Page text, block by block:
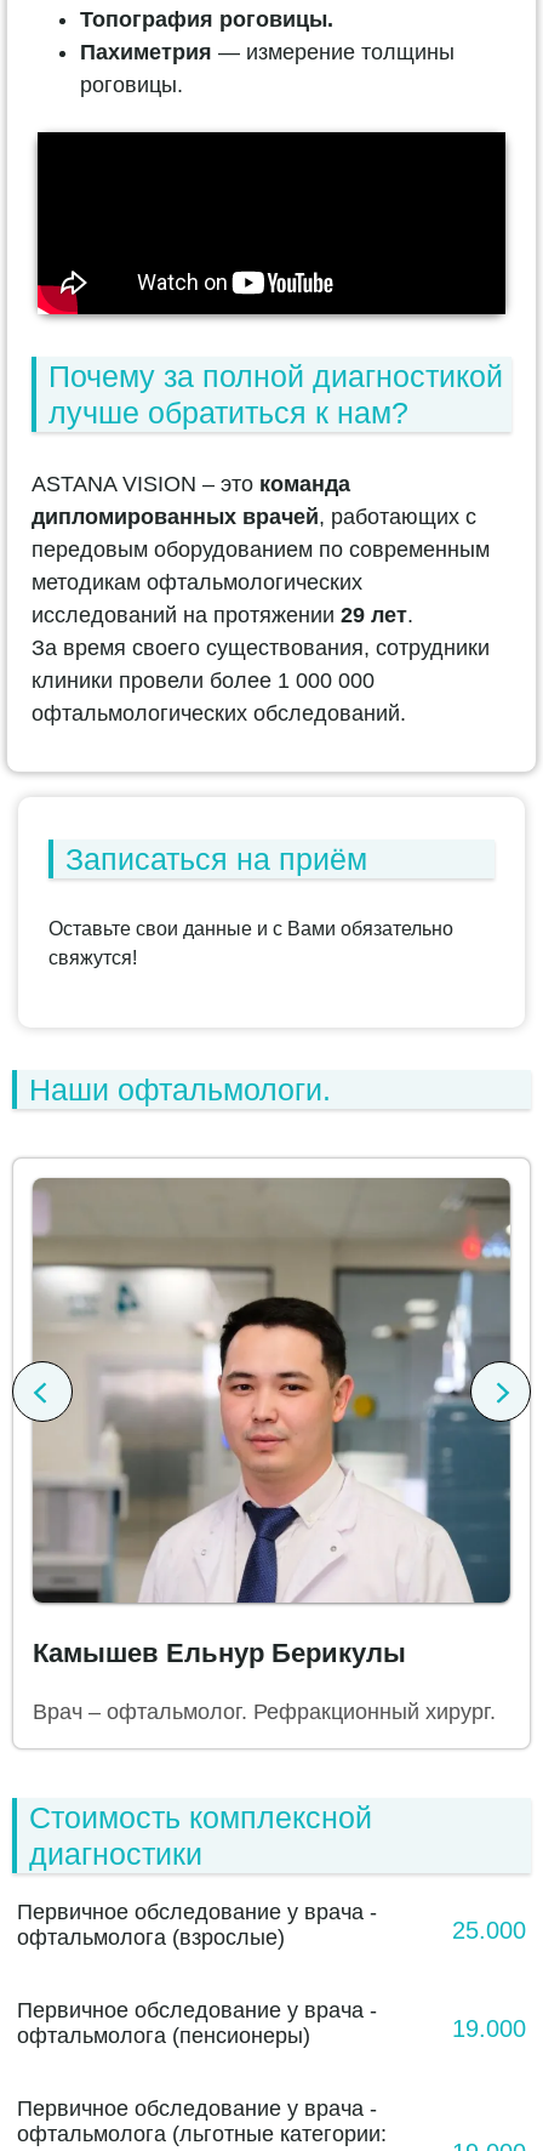
Топография роговицы.
Пахиметрия — измерение толщины
роговицы.
Почему за полной диагностикой
лучше обратиться к нам?
ASTANA VISION – это команда
дипломированных врачей, работающих с
передовым оборудованием по современным
методикам офтальмологических
исследований на протяжении 29 лет.
За время своего существования, сотрудники
клиники провели более 1 000 000
офтальмологических обследований.
Записаться на приём
Оставьте свои данные и с Вами обязательно
свяжутся!
Наши офтальмологи.
Камышев Ельнур Берикулы
Врач – офтальмолог. Рефракционный хирург.
Стоимость комплексной
диагностики
Первичное обследование у врача -
офтальмолога (взрослые)
25.000
Первичное обследование у врача -
офтальмолога (пенсионеры)
19.000
Первичное обследование у врача -
офтальмолога (льготные категории: